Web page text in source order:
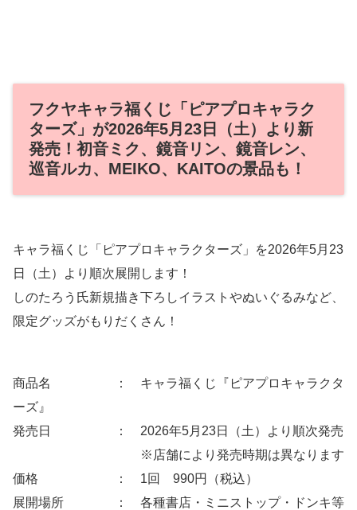
フクヤキャラ福くじ「ピアプロキャラク
ターズ」が2026年5月23日（土）より新
発売！初音ミク、鏡音リン、鏡音レン、
巡音ルカ、MEIKO、KAITOの景品も！
キャラ福くじ「ピアプロキャラクターズ」を2026年5月23
日（土）より順次展開します！
しのたろう氏新規描き下ろしイラストやぬいぐるみなど、
限定グッズがもりだくさん！
商品名 ： キャラ福くじ『ピアプロキャラクタ
ーズ』
発売日 ： 2026年5月23日（土）より順次発売
※店舗により発売時期は異なります
価格 ： 1回 990円（税込）
展開場所 ： 各種書店・ミニストップ・ドンキ等